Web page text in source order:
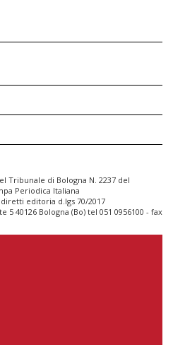
Tribunale di Bologna N. 2237 del
Periodica Italiana
editoria d.lgs 70/2017
40126 Bologna (Bo) tel 051 0956100 - fax